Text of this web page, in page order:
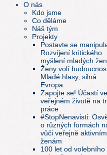
O nás
Kdo jsme
Co děláme
Náš tým
Projekty
Postavte se
Rozvíjení kritického
myšlení mladých žen
Ženy volí
Mladé hlasy, silná
Evropa
Zapojte se! Účastí ve
veřejném životě na
práce
#StopNenavisti:
o různých formách
vůči veřejně aktivním
ženám
100 let od volebního